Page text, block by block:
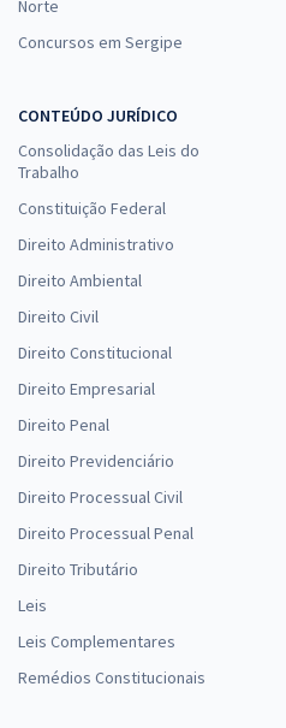
Norte
Concursos em Sergipe
CONTEÚDO JURÍDICO
Consolidação das Leis do
Trabalho
Constituição Federal
Direito Administrativo
Direito Ambiental
Direito Civil
Direito Constitucional
Direito Empresarial
Direito Penal
Direito Previdenciário
Direito Processual Civil
Direito Processual Penal
Direito Tributário
Leis
Leis Complementares
Remédios Constitucionais